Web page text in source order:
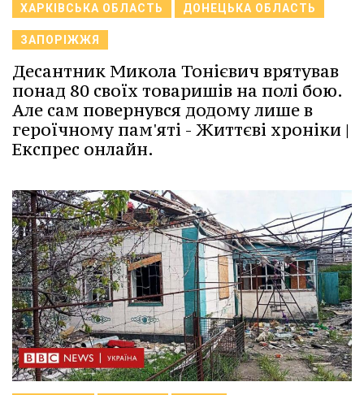
ХАРКІВСЬКА ОБЛАСТЬ ДОНЕЦЬКА ОБЛАСТЬ
ЗАПОРІЖЖЯ
Десантник Микола Тонієвич врятував
понад 80 своїх товаришів на полі бою.
Але сам повернувся додому лише в
героїчному пам'яті - Життєві хроніки |
Експрес онлайн.